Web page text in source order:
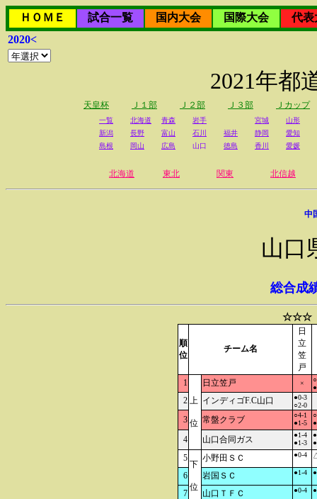
ＨＯＭＥ 試合一覧 国内大会 国際大会
代表
2020<
2021年都
天皇杯 Ｊ１部 Ｊ２部 Ｊ３部 Ｊカップ
一覧 北海道 青森 岩手 宮城
山形
新潟
長野 富山 石川 福井 静岡
愛知
島根
岡山 広島 山口 徳島 香川 愛媛
北海道 東北 関東 北信越
中
山口
総合成
☆☆☆
順
位
チーム名
日
立
笠
戸
1
上
位
日立笠戸 ×
2 インディゴF.C山口
●0-3
○2-0
3 常盤クラブ
○4-1
●1-5
4 山口合同ガス
●1-4
●1-3
5
下
位
小野田ＳＣ ●0-4
6 岩国ＳＣ ●1-4
7 山口ＴＦＣ ●0-4